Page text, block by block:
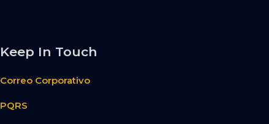
Keep In Touch
Correo Corporativo
PQRS